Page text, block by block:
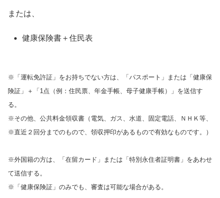
または、
健康保険書＋住民表
※「運転免許証」をお持ちでない方は、「パスポート」または「健康保
険証」＋「1点（例：住民票、年金手帳、母子健康手帳）」を送信す
る。
※その他、公共料金領収書（電気、ガス、水道、固定電話、ＮＨＫ等、
※直近２回分までのもので、領収押印があるもので有効なものです。）
※外国籍の方は、「在留カード」または「特別永住者証明書」をあわせ
て送信する。
※「健康保険証」のみでも、審査は可能な場合がある。